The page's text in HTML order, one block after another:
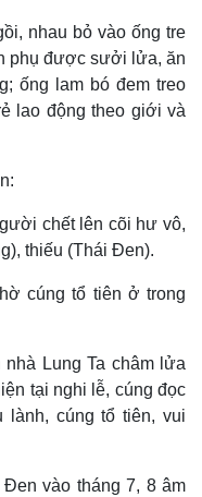
nhau bỏ vào ống tre
phụ được sưởi lửa, ăn
ống lam bó đem treo
lao động theo giới và
chết lên cõi hư vô,
thiếu (Thái Ðen).
cúng tổ tiên ở trong
Lung Ta châm lửa
tại nghi lễ, cúng đọc
lành, cúng tổ tiên, vui
vào tháng 7, 8 âm